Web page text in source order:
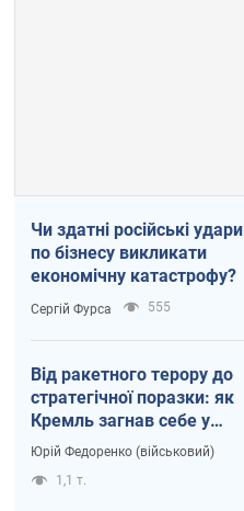
Чи здатні російські удари
по бізнесу викликати
економічну катастрофу?
Сергій Фурса 555
Від ракетного терору до
стратегічної поразки: як
Кремль загнав себе у
пастку
Юрій Федоренко (військовий)
1,1 т.